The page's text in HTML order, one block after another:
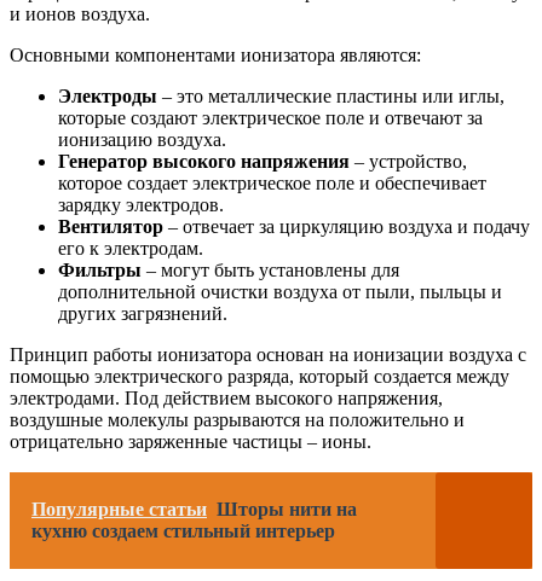
и ионов воздуха.
Основными компонентами ионизатора являются:
Электроды – это металлические пластины или иглы,
которые создают электрическое поле и отвечают за
ионизацию воздуха.
Генератор высокого напряжения – устройство,
которое создает электрическое поле и обеспечивает
зарядку электродов.
Вентилятор – отвечает за циркуляцию воздуха и подачу
его к электродам.
Фильтры – могут быть установлены для
дополнительной очистки воздуха от пыли, пыльцы и
других загрязнений.
Принцип работы ионизатора основан на ионизации воздуха с
помощью электрического разряда, который создается между
электродами. Под действием высокого напряжения,
воздушные молекулы разрываются на положительно и
отрицательно заряженные частицы – ионы.
Популярные статьи Шторы нити на
кухню создаем стильный интерьер